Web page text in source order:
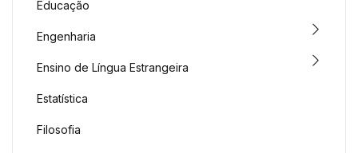
Educação
Engenharia
Ensino de Língua Estrangeira
Estatística
Filosofia